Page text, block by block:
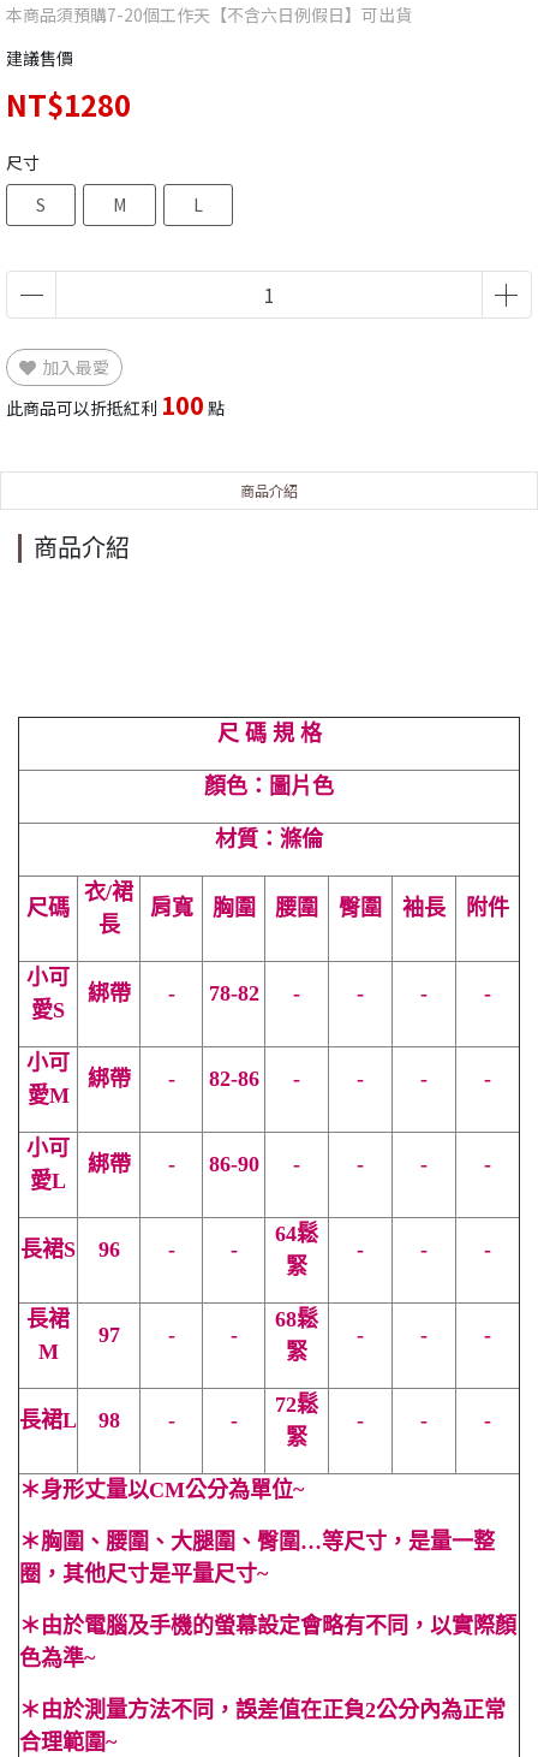
本商品須預購7-20個工作天【不含六日例假日】可出貨
建議售價
NT$1280
尺寸
S
M L
加入最愛
此商品可以折抵紅利 100 點
商品介紹
商品介紹
尺 碼 規 格
顏色：圖片色
材質：滌倫
尺碼
衣/裙
長
肩寬 胸圍 腰圍 臀圍 袖長 附件
小可
愛S
綁帶 - 78-82 - - - -
小可
愛M
綁帶 - 82-86 - - - -
小可
愛L
綁帶 - 86-90 - - - -
長裙S 96 - -
64鬆
緊
- - -
長裙
M
97 - -
68鬆
緊
- - -
長裙L 98 - -
72鬆
緊
- - -
＊身形丈量以CM公分為單位~
＊胸圍、腰圍、大腿圍、臀圍…等尺寸，是量一整
圈，其他尺寸是平量尺寸~
＊ 由於電腦及手機的螢幕設定會略有不同，以實際顏
色為準~
＊ 由於測量方法不同，誤差值在正負2公分內為正常
合理範圍~